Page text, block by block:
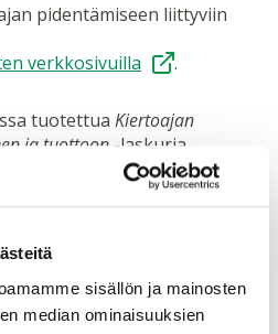
sisällön ja mainosten
median ominaisuuksien
pidentämiseen liittyviin
verkkosivuilla
.
tuotettua Kiertoajan
ja tuottoon -laskuria
.
metsänkäyttöilmoitusten
asiantuntijaMarkku